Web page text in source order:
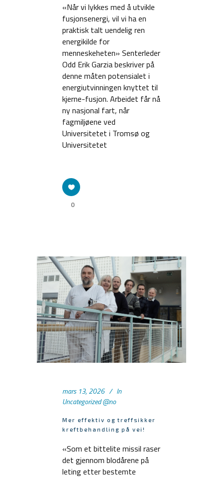
«Når vi lykkes med å utvikle
fusjonsenergi, vil vi ha en
praktisk talt uendelig ren
energikilde for
menneskeheten» Senterleder
Odd Erik Garzia beskriver på
denne måten potensialet i
energiutvinningen knyttet til
kjerne-fusjon. Arbeidet får nå
ny nasjonal fart, når
fagmiljøene ved
Universitetet i Tromsø og
Universitetet
0
mars 13, 2026
In
Uncategorized @no
Mer effektiv og treffsikker
kreftbehandling på vei!
«Som et bittelite missil raser
det gjennom blodårene på
leting etter bestemte